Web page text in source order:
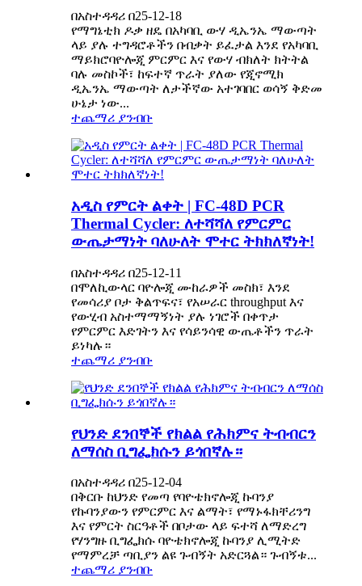
በአስተዳዳሪ በ25-12-18
የማግኔቲክ ዶቃ ዘዴ በአካባቢ ውሃ ዲኤንኤ ማውጣት
ላይ ያሉ ተግዳሮቶችን በብቃት ይፈታል እንደ የአካባቢ
ማይክሮባዮሎጂ ምርምር እና የውሃ ብክለት ክትትል
ባሉ መስኮች፣ ከፍተኛ ጥራት ያለው የጂኖሚክ
ዲኤንኤ ማውጣት ለታችኛው አተገባበር ወሳኝ ቅድመ
ሁኔታ ነው...
ተጨማሪ ያንብቡ
አዲስ የምርት ልቀት | FC-48D PCR
Thermal Cycler: ለተሻሻለ የምርምር
ውጤታማነት ባለሁለት ሞተር ትክክለኛነት!
በአስተዳዳሪ በ25-12-11
በሞለኪውላር ባዮሎጂ ሙከራዎች መስክ፣ እንደ
የመሳሪያ ቦታ ቅልጥፍና፣ የአሠራር throughput እና
የውሂብ አስተማማኝነት ያሉ ነገሮች በቀጥታ
የምርምር እድገትን እና የሳይንሳዊ ውጤቶችን ጥራት
ይነካሉ።
ተጨማሪ ያንብቡ
የህንድ ደንበኞች የክልል የሕክምና ትብብርን
ለማሰስ ቢግፌክሱን ይጎበኛሉ።
በአስተዳዳሪ በ25-12-04
በቅርቡ ከህንድ የመጣ የባዮቴክኖሎጂ ኩባንያ
የኩባንያውን የምርምር እና ልማት፣ የማኑፋክቸሪንግ
እና የምርት ስርዓቶች በቦታው ላይ ፍተሻ ለማድረግ
የሃንግዙ ቢግፌክሱ ባዮቴክኖሎጂ ኩባንያ ሊሚትድ
የማምረቻ ጣቢያን ልዩ ጉብኝት አድርጓል። ጉብኝቱ...
ተጨማሪ ያንብቡ